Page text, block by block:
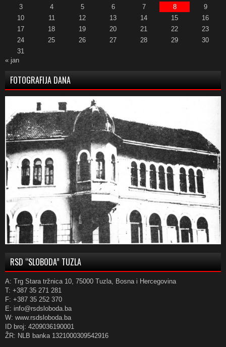
3
4 5 6 7 8
9
10
11 12 13 14 15
16
17
18 19 20 21 22
23
24
25 26 27 28 29
30
31
« jan
FOTOGRAFIJA DANA
RSD “SLOBODA” TUZLA
A: Trg Stara tržnica 10, 75000 Tuzla, Bosna i Hercegovina
T: +387 35 271 281
F: +387 35 252 370
E: info@rsdsloboda.ba
W: www.rsdsloboda.ba
ID broj: 4209036190001
ŽR: NLB banka 1321000309542916